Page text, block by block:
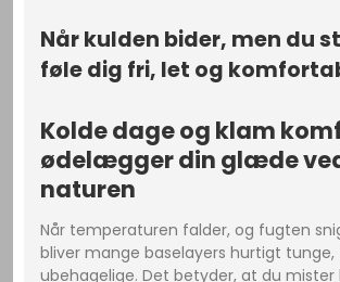
Når kulden bider, men du
føle dig fri, let og
Kolde dage og klam
ødelægger din glæde
naturen
Når temperaturen falder, og fugten
bliver mange baselayers hurtigt
ubehagelige. Det betyder, at du